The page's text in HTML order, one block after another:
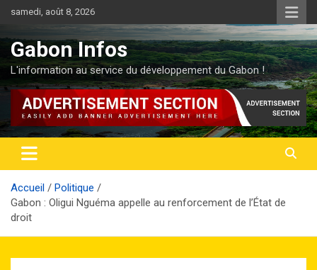
contenu
samedi, août 8, 2026
Gabon Infos
L'information au service du développement du Gabon !
Accueil
Politique
Gabon : Oligui Nguéma appelle au renforcement de l’État de
droit